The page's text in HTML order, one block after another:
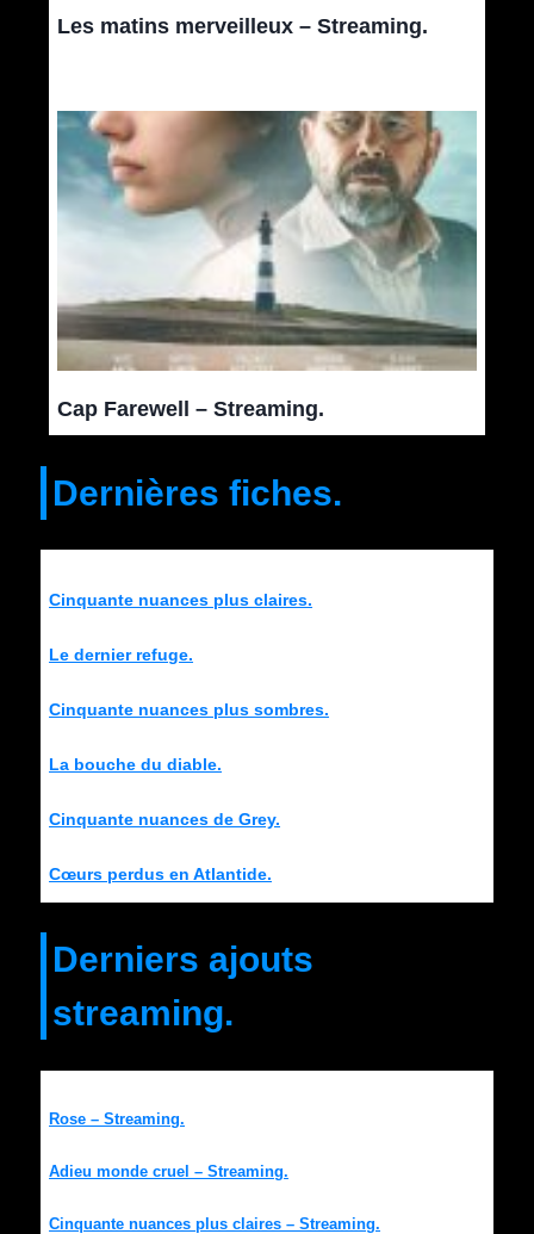
Les matins merveilleux – Streaming.
Cap Farewell – Streaming.
Dernières fiches.
Cinquante nuances plus claires.
Le dernier refuge.
Cinquante nuances plus sombres.
La bouche du diable.
Cinquante nuances de Grey.
Cœurs perdus en Atlantide.
Derniers ajouts
streaming.
Rose – Streaming.
Adieu monde cruel – Streaming.
Cinquante nuances plus claires – Streaming.